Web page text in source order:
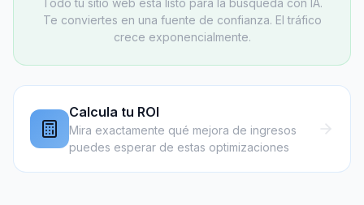
Todo tu sitio web está listo para la búsqueda con IA.
Te conviertes en una fuente de confianza. El tráfico
crece exponencialmente.
Calcula tu ROI
Mira exactamente qué mejora de ingresos
puedes esperar de estas optimizaciones